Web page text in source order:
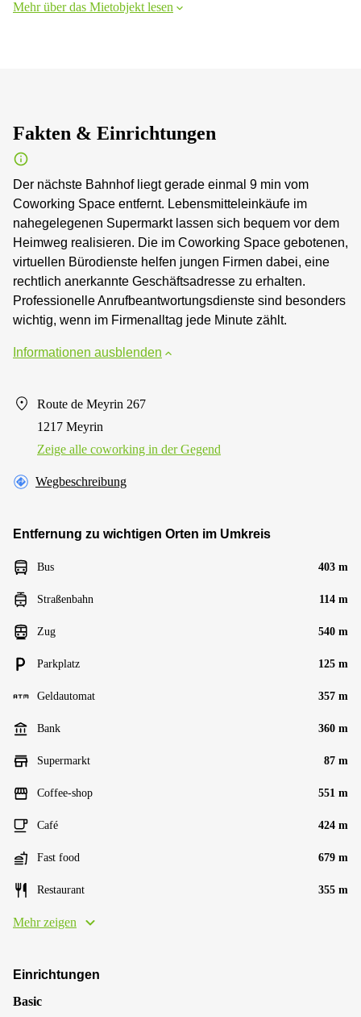
Mehr über das Mietobjekt lesen
Fakten & Einrichtungen
Der nächste Bahnhof liegt gerade einmal 9 min vom
Coworking Space entfernt. Lebensmitteleinkäufe im
nahegelegenen Supermarkt lassen sich bequem vor dem
Heimweg realisieren. Die im Coworking Space gebotenen,
virtuellen Bürodienste helfen jungen Firmen dabei, eine
rechtlich anerkannte Geschäftsadresse zu erhalten.
Professionelle Anrufbeantwortungsdienste sind besonders
wichtig, wenn im Firmenalltag jede Minute zählt.
Informationen ausblenden
Route de Meyrin 267
1217 Meyrin
Zeige alle сoworking in der Gegend
Wegbeschreibung
Entfernung zu wichtigen Orten im Umkreis
Bus 403 m
Straßenbahn 114 m
Zug 540 m
Parkplatz 125 m
Geldautomat 357 m
Bank 360 m
Supermarkt 87 m
Coffee-shop 551 m
Café 424 m
Fast food 679 m
Restaurant 355 m
Mehr zeigen
Einrichtungen
Basic